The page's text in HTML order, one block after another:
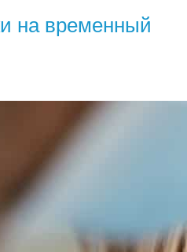
на временный